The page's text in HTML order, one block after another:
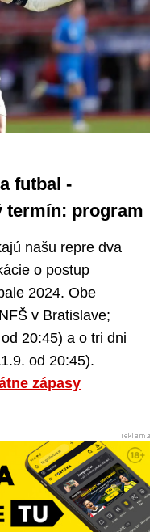
futbal -
termín: program
našu repre dva
o postup
2024. Obe
v Bratislave;
20:45) a o tri dni
od 20:45).
zápasy